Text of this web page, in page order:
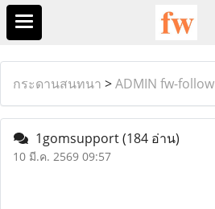
กระดานสนทนา >ADMIN fw-follow
1gomsupport(184 อ่าน)
10 มี.ค. 2569 09:57